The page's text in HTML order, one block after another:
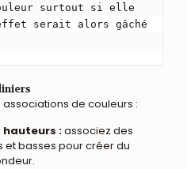
surtout si elle
serait alors gâché
de couleurs :
hauteurs :associez des
et basses pour créer du